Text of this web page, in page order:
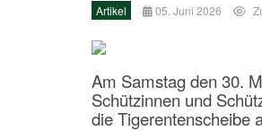
Artikel 05. Juni 2026
Am Samstag den 30.
Schützinnen und
die Tigerentenscheibe